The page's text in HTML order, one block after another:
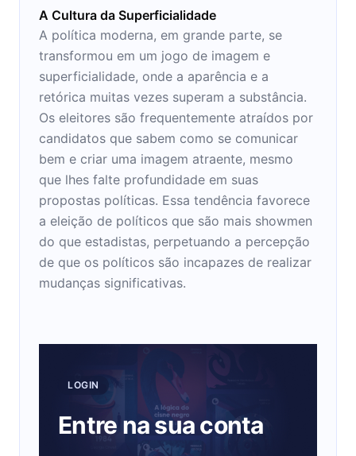
A Cultura da Superficialidade
A política moderna, em grande parte, se
transformou em um jogo de imagem e
superficialidade, onde a aparência e a
retórica muitas vezes superam a substância.
Os eleitores são frequentemente atraídos por
candidatos que sabem como se comunicar
bem e criar uma imagem atraente, mesmo
que lhes falte profundidade em suas
propostas políticas. Essa tendência favorece
a eleição de políticos que são mais showmen
do que estadistas, perpetuando a percepção
de que os políticos são incapazes de realizar
mudanças significativas.
LOGIN
Entre na sua conta